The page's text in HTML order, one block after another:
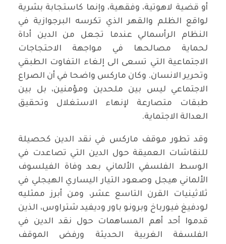
أو قضية لاهوتية، وفقهية، وإنما كاستجابة بشرية
لواقع الظلم والقهر الذي تكرسه البرجوازية في
النظام الرأسمالي عندما تجعل من الدين أداة
لحماية مصالحها في مواجهة الاحتجاجات
الاجتماعية التي تسعى الى إلغاء التفاوت الطبقي
وتحرير الانسان. وكان ماركس واضحا في أن الصراع
الاجتماعي ليس بين ملحدين ومؤمنين، بل بين
طبقات متصارعة لإنهاء الاستغلال وتحقيق
العدالة الاجتماية.
وقد تطور موقف ماركس في نقد الدين كحصيلة
للنقاشات العميقة حول الدين التي تصاعدت في
الوسط الفلسفي الألماني بعد وفاة الفيلسوف
الألماني هيجل وصعود التيار اليساري الهيجلي في
ثلاثينيات القرن التاسع عشر، ومن أبرز ممثليه
لودفيغ فيورباخ وبرونو باور وديفيد شتراوس، الذين
قدموا أحد أهم المساهمات حول نقد الدين في
الفلسفة الغربية الحديثة ورفض الموقف